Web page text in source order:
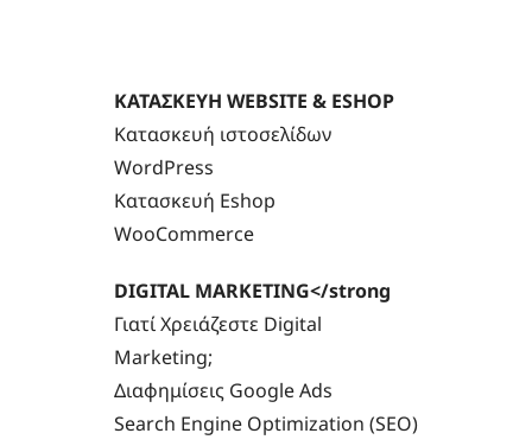
ΚΑΤΑΣΚΕΥΗ WEBSITE & ESHOP
Κατασκευή ιστοσελίδων
WordPress
Κατασκευή Eshop
WooCommerce
DIGITAL MARKETING</strong
Γιατί Χρειάζεστε Digital
Marketing;
Διαφημίσεις Google Ads
Search Engine Optimization (SEO)